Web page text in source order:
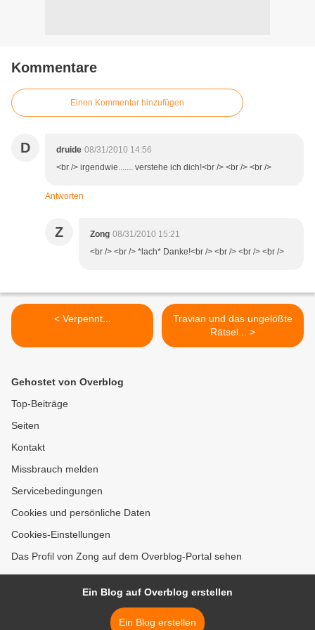
Kommentare
Einen Kommentar hinzufügen
D druide 08/31/2010 14:56
<br /> irgendwie....... verstehe ich dich!<br /> <br /> <br />
Antworten
Z Zong 08/31/2010 15:21
<br /> <br /> *lach* Danke!<br /> <br /> <br /> <br />
< Verpennt...
Travian und das ungelößte
Rätsel... >
Gehostet von Overblog
Top-Beiträge
Seiten
Kontakt
Missbrauch melden
Servicebedingungen
Cookies und persönliche Daten
Cookies-Einstellungen
Das Profil von Zong auf dem Overblog-Portal sehen
Ein Blog auf Overblog erstellen
Ein Blog erstellen